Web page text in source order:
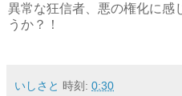
異常な狂信者、悪の権化に感
うか？！
いしさと 時刻: 0:30